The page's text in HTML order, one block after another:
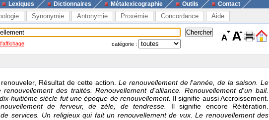
Lexiques Dictionnaires Métalexicographie Outils Contact
Synonymie Antonymie Proxémie Concordance Aide
catégorie :
Résultat de cette action. Le renouvellement de l'année, de la saison. Le
des traités. Renouvellement d'alliance. Renouvellement d'un bail.
huitième siècle fut une époque de renouvellement. Il signifie aussi Accroissement.
de ferveur, de zèle, de tendresse. Il signifie encore Réitération.
services. Un religieux qui fait un renouvellement de vux. Le renouvellement des